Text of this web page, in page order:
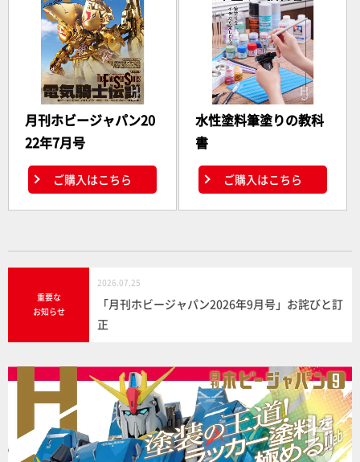
月刊ホビージャパン20
22年7月号
ご購入はこちら
水性塗料筆塗りの教科
書
ご購入はこちら
重要な
お知らせ
2026.07.25
「月刊ホビージャパン2026年9月号」お詫びと訂
正